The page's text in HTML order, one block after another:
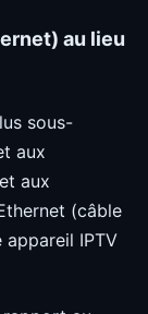
au lieu
sous-
aux
aux
(câble
IPTV